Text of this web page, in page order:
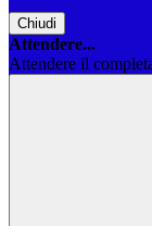
Chiudi
Attendere...
Attendere il